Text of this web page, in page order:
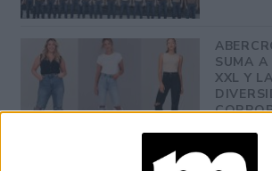
SUMA A
XXL Y LA